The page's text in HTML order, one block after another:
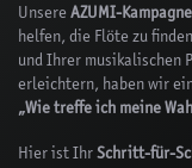
Unsere AZUMI-
helfen, die Flöte zu
und Ihrer musikalischen
erleichtern, haben wir
„Wie treffe ich meine
Hier ist Ihr Schritt-für-